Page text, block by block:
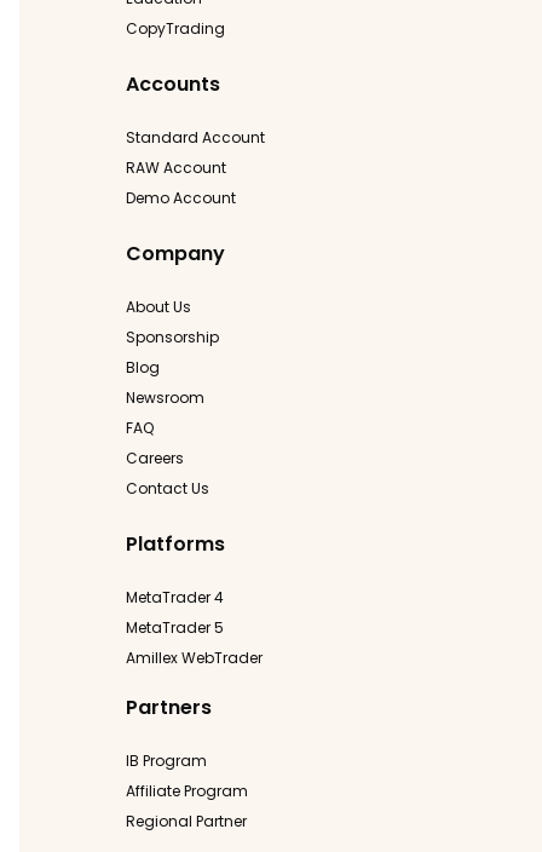
CopyTrading
Accounts
Standard Account
RAW Account
Demo Account
Company
About Us
Sponsorship
Blog
Newsroom
FAQ
Careers
Contact Us
Platforms
MetaTrader 4
MetaTrader 5
Amillex WebTrader
Partners
IB Program
Affiliate Program
Regional Partner